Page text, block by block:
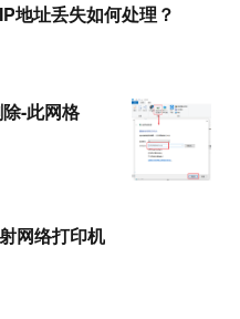
地址丢失如何处理？
-此网格
网络打印机